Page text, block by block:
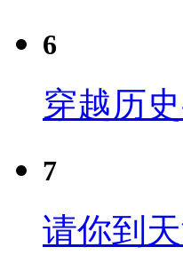
6
穿越历
7
请你到